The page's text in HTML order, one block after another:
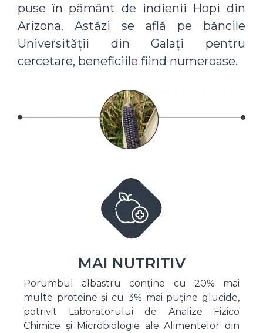
puse în pământ de indienii Hopi din
Arizona. Astăzi se află pe băncile
Universității din Galați pentru
cercetare, beneficiile fiind numeroase.
MAI NUTRITIV
Porumbul albastru conține cu 20% mai
multe proteine și cu 3% mai puține glucide,
potrivit Laboratorului de Analize Fizico
Chimice și Microbiologie ale Alimentelor din